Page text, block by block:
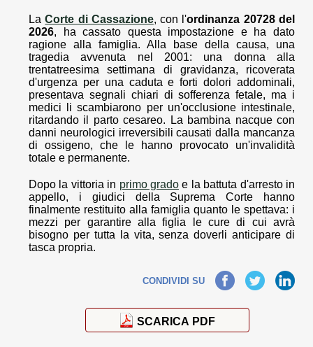
LaCorte di Cassazione, con l'ordinanza 20728 del
2026, ha cassato questa impostazione e ha dato
ragione alla famiglia. Alla base della causa, una
tragedia avvenuta nel 2001: una donna alla
trentatreesima settimana di gravidanza, ricoverata
d'urgenza per una caduta e forti dolori addominali,
presentava segnali chiari di sofferenza fetale, ma i
medici li scambiarono per un'occlusione intestinale,
ritardando il parto cesareo. La bambina nacque con
danni neurologici irreversibili causati dalla mancanza
di ossigeno, che le hanno provocato un'invalidità
totale e permanente.
Dopo la vittoria in primo grado e la battuta d'arresto in
appello, i giudici della Suprema Corte hanno
finalmente restituito alla famiglia quanto le spettava: i
mezzi per garantire alla figlia le cure di cui avrà
bisogno per tutta la vita, senza doverli anticipare di
tasca propria.
CONDIVIDI SUFacebook TwitterLinkedIn
SCARICA PDF